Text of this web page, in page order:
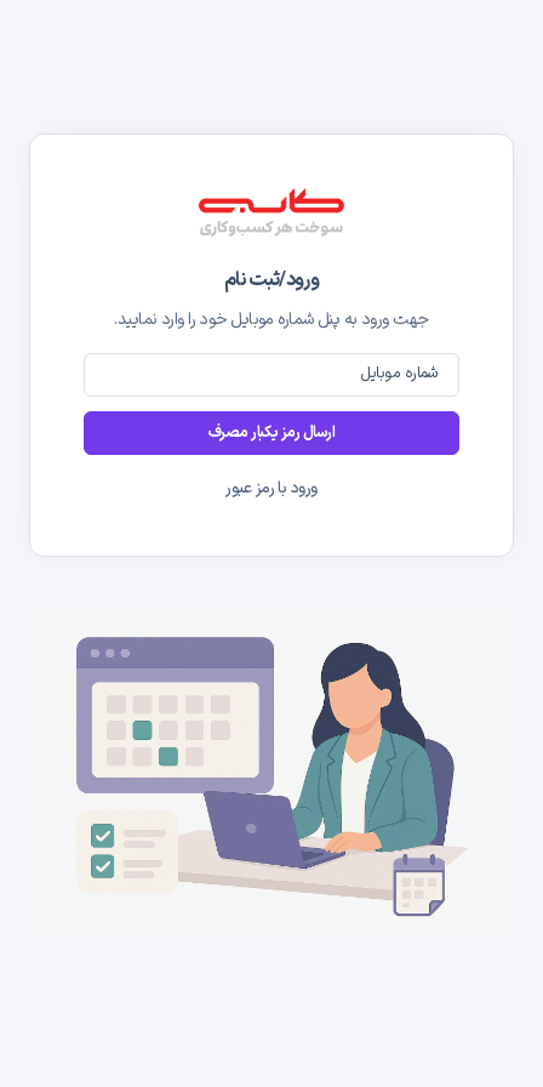
ورود/ثبت نام
جهت ورود به پنل شماره موبایل خود را وارد نمایید.
شماره موبایل
ارسال رمز یکبار مصرف
ورود با رمز عبور